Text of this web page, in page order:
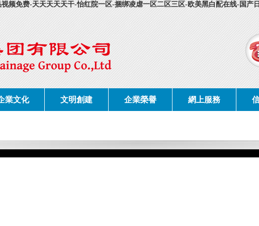
频免费-天天天天天干-怡红院一区-捆绑凌虐一区二区三区-欧美黑白配在线-国
業文化 文明創建 企業榮譽 網上服務